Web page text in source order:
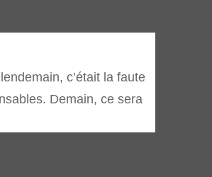
c’était la faute
Demain, ce sera